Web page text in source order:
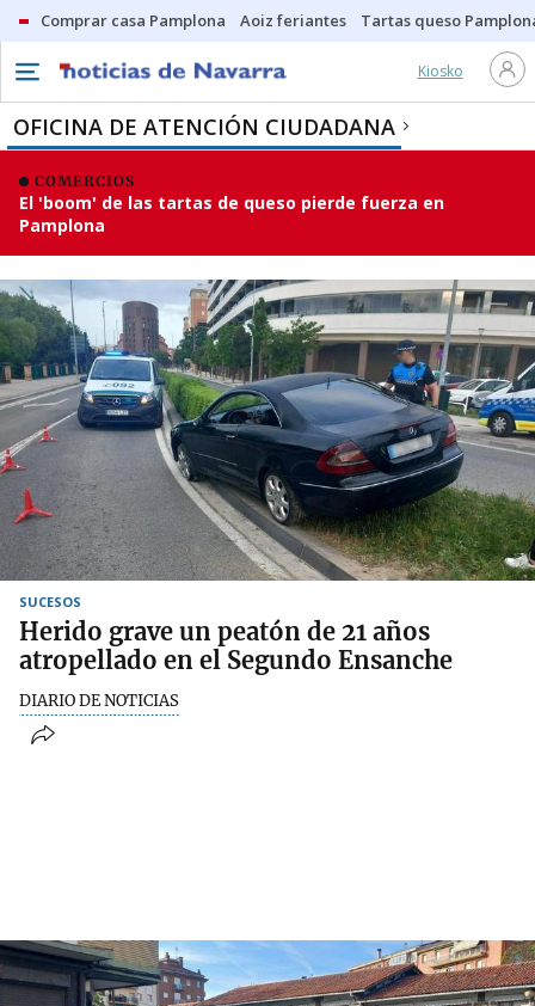
Comprar casa Pamplona Aoiz feriantes Tartas queso
Kiosko
OFICINA DE ATENCIÓN CIUDADANA
COMERCIOS
El 'boom' de las tartas de queso pierde fuerza en
Pamplona
SUCESOS
Herido grave un peatón de 21 años
atropellado en el Segundo Ensanche
DIARIO DE NOTICIAS